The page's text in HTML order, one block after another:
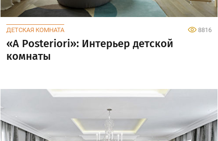
ДЕТСКАЯ КОМНАТА 8816
«A Posteriori»: Интерьер детской
комнаты